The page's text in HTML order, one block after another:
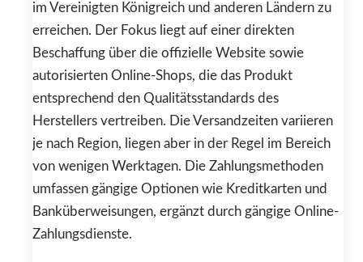
im Vereinigten Königreich und anderen Ländern zu
erreichen. Der Fokus liegt auf einer direkten
Beschaffung über die offizielle Website sowie
autorisierten Online-Shops, die das Produkt
entsprechend den Qualitätsstandards des
Herstellers vertreiben. Die Versandzeiten variieren
je nach Region, liegen aber in der Regel im Bereich
von wenigen Werktagen. Die Zahlungsmethoden
umfassen gängige Optionen wie Kreditkarten und
Banküberweisungen, ergänzt durch gängige Online-
Zahlungsdienste.